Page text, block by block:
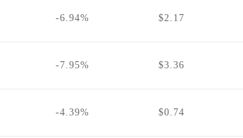
-6.94% $2.17
-7.95% $3.36
-4.39% $0.74